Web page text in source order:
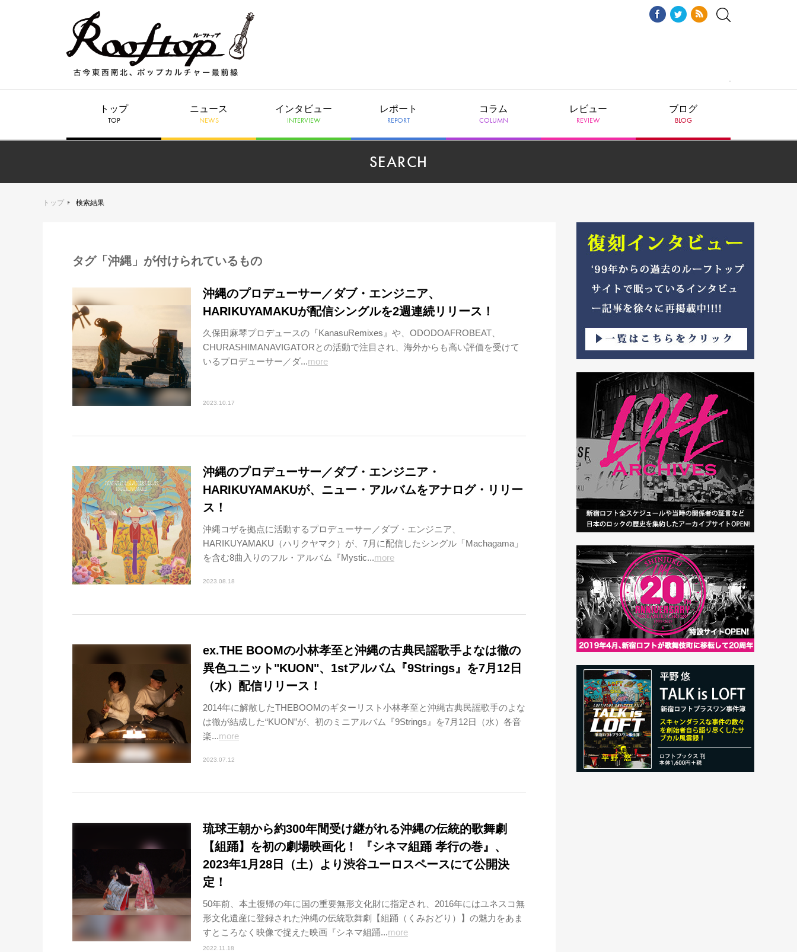
トップ
TOP
ニュース
NEWS
インタビュー
INTERVIEW
レポート
REPORT
コラム
COLUMN
レビュー
REVIEW
ブログ
BLOG
SEARCH
トップ 検索結果
タグ「沖縄」が付けられているもの
沖縄のプロデューサー／ダブ・エンジニア、
HARIKUYAMAKUが配信シングルを2週連続リリース！
久保田麻琴プロデュースの『KanasuRemixes』や、ODODOAFROBEAT、
CHURASHIMANAVIGATORとの活動で注目され、海外からも高い評価を受けて
いるプロデューサー／ダ...more
2023.10.17
沖縄のプロデューサー／ダブ・エンジニア・
HARIKUYAMAKUが、ニュー・アルバムをアナログ・リリー
ス！
沖縄コザを拠点に活動するプロデューサー／ダブ・エンジニア、
HARIKUYAMAKU（ハリクヤマク）が、7月に配信したシングル「Machagama」
を含む8曲入りのフル・アルバム『Mystic...more
2023.08.18
ex.THE BOOMの小林孝至と沖縄の古典民謡歌手よなは徹の
異色ユニット"KUON"、1stアルバム『9Strings』を7月12日
（水）配信リリース！
2014年に解散したTHEBOOMのギターリスト小林孝至と沖縄古典民謡歌手のよな
は徹が結成した“KUON”が、初のミニアルバム『9Strings』を7月12日（水）各音
楽...more
2023.07.12
琉球王朝から約300年間受け継がれる沖縄の伝統的歌舞劇
【組踊】を初の劇場映画化！ 『シネマ組踊 孝行の巻』、
2023年1月28日（土）より渋谷ユーロスペースにて公開決
定！
50年前、本土復帰の年に国の重要無形文化財に指定され、2016年にはユネスコ無
形文化遺産に登録された沖縄の伝統歌舞劇【組踊（くみおどり）】の魅力をあま
すところなく映像で捉えた映画『シネマ組踊...more
2022.11.18